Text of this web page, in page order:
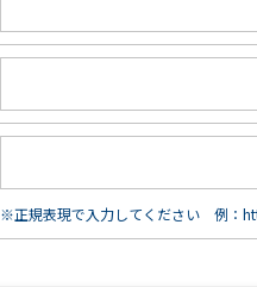
※正規表現で入力してください 例：